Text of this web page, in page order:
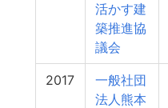
活かす建
築推進協
議会
2017
一般社団
法人熊本